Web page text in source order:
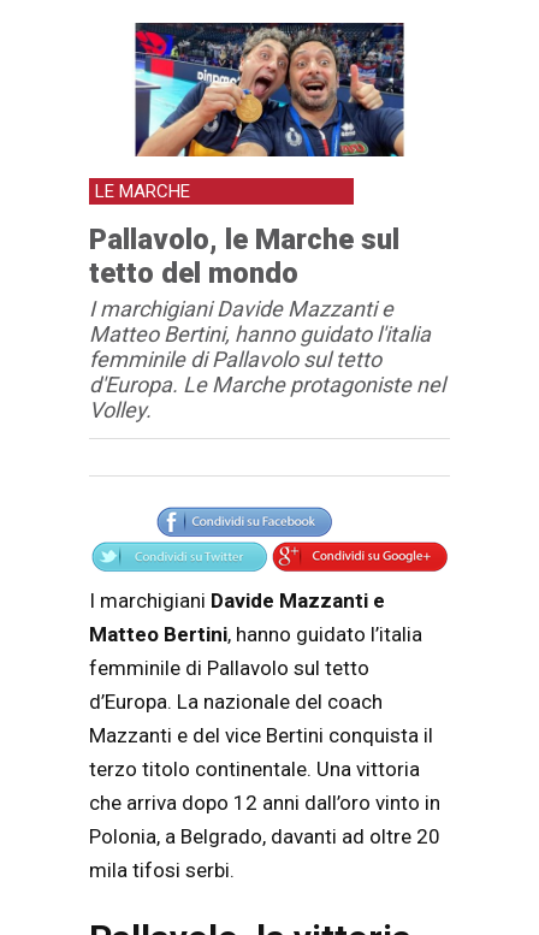
LE MARCHE
Pallavolo, le Marche sul
tetto del mondo
I marchigiani Davide Mazzanti e
Matteo Bertini, hanno guidato l'italia
femminile di Pallavolo sul tetto
d'Europa. Le Marche protagoniste nel
Volley.
Articolo
Testo articolo principale
I marchigiani Davide Mazzanti e
Matteo Bertini, hanno guidato l’italia
femminile di Pallavolo sul tetto
d’Europa. La nazionale del coach
Mazzanti e del vice Bertini conquista il
terzo titolo continentale. Una vittoria
che arriva dopo 12 anni dall’oro vinto in
Polonia, a Belgrado, davanti ad oltre 20
mila tifosi serbi.